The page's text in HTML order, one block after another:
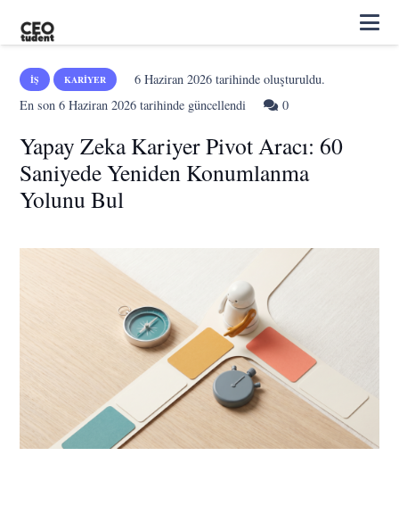
İŞ KARIYER 6 Haziran 2026tarihinde oluşturuldu.
En son6 Haziran 2026 tarihinde güncellendi 0
Yapay Zeka Kariyer Pivot Aracı: 60
Saniyede Yeniden Konumlanma
Yolunu Bul